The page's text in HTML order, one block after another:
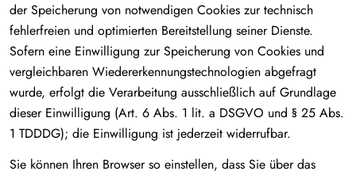
der Speicherung von notwendigen Cookies zur technisch
fehlerfreien und optimierten Bereitstellung seiner Dienste.
Sofern eine Einwilligung zur Speicherung von Cookies und
vergleichbaren Wiedererkennungstechnologien abgefragt
wurde, erfolgt die Verarbeitung ausschließlich auf Grundlage
dieser Einwilligung (Art. 6 Abs. 1 lit. a DSGVO und § 25 Abs.
1 TDDDG); die Einwilligung ist jederzeit widerrufbar.
Sie können Ihren Browser so einstellen, dass Sie über das